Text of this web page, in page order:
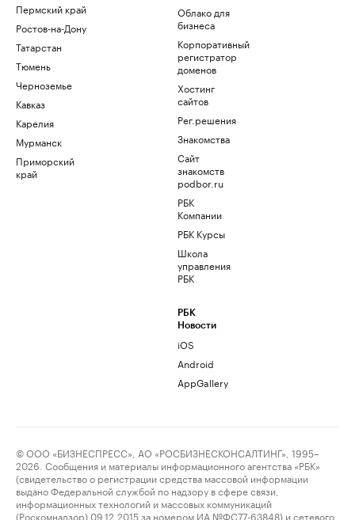
Пермский край
Ростов-на-Дону
Татарстан
Тюмень
Черноземье
Кавказ
Карелия
Мурманск
Приморский
край
Облако для
бизнеса
Корпоративный
регистратор
доменов
Хостинг
сайтов
Рег.решения
Знакомства
Сайт
знакомств
podbor.ru
РБК
Компании
РБК Курсы
Школа
управления
РБК
РБК
Новости
iOS
Android
AppGallery
© ООО «БИЗНЕСПРЕСС», АО «РОСБИЗНЕСКОНСАЛТИНГ», 1995–
2026. Сообщения и материалы информационного агентства «РБК»
(свидетельство о регистрации средства массовой информации
выдано Федеральной службой по надзору в сфере связи,
информационных технологий и массовых коммуникаций
(Роскомнадзор) 09.12.2015 за номером ИА №ФС77-63848) и сетевого